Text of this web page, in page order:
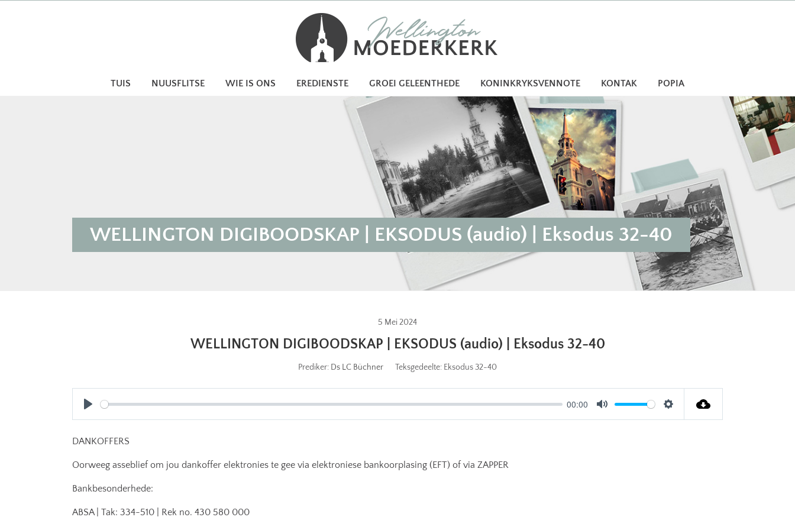
TUIS NUUSFLITSE WIE IS ONS EREDIENSTE GROEI GELEENTHEDE KONINKRYKSVENNOTE KONTAK POPIA
WELLINGTON DIGIBOODSKAP | EKSODUS (audio) | Eksodus 32-40
5 Mei 2024
WELLINGTON DIGIBOODSKAP | EKSODUS (audio) | Eksodus 32-40
Prediker: Ds LC Büchner Teksgedeelte: Eksodus 32-40
Play
00:00
Mute Settings
DANKOFFERS
Oorweeg asseblief om jou dankoffer elektronies te gee via elektroniese bankoorplasing (EFT) of via ZAPPER
Bankbesonderhede:
ABSA | Tak: 334-510 | Rek no. 430 580 000